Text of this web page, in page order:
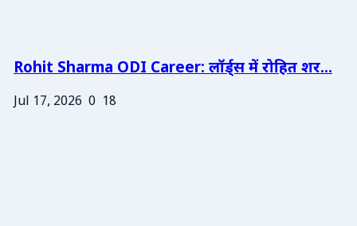
Rohit Sharma ODI Career: लॉर्ड्स में रोहित शर...
Jul 17, 2026 0 18